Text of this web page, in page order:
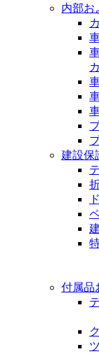
内部お
建設保
付属品